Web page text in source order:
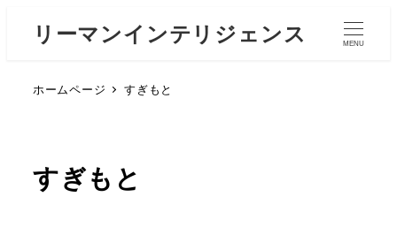
リーマンインテリジェンス MENU
ホームページ すぎもと
すぎもと